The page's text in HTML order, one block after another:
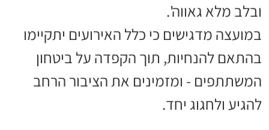
ובלב מלא גאווה'.
במועצה מדגישים כי כלל האירועים יתקיימו
בהתאם להנחיות, תוך הקפדה על ביטחון
המשתתפים - ומזמינים את הציבור הרחב
להגיע ולחגוג יחד.